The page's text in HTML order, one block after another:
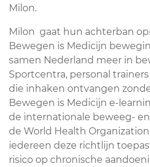
Milon.
Milon gaat hun achterban
Bewegen is Medicijn
samen Nederland meer in
Sportcentra, personal
die inhaken ontvangen
Bewegen is Medicijn e-
de internationale beweeg-
de World Health
iedereen deze richtlijn
risico op chronische